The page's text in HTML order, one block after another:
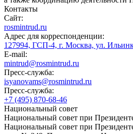
Контакты
Сайт:
rosmintrud.ru
Адрес для корреспонденции:
127994, ГСП-4, г. Москва, ул.
E-mail:
mintrud@rosmintrud.ru
Пресс-служба:
isyanovams@rosmintrud.ru
Пресс-служба:
+7 (495) 870-68-46
Национальный совет
Национальный совет при
Национальный совет при